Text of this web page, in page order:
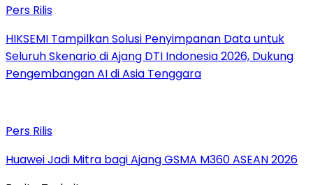
Pers Rilis
HIKSEMI Tampilkan Solusi Penyimpanan Data untuk
Seluruh Skenario di Ajang DTI Indonesia 2026, Dukung
Pengembangan AI di Asia Tenggara
Pers Rilis
Huawei Jadi Mitra bagi Ajang GSMA M360 ASEAN 2026